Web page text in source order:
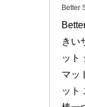
Better
きい
ット
マッ
ット